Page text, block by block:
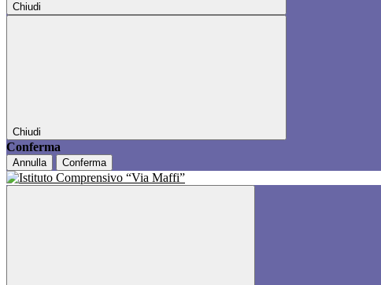
Chiudi
Chiudi
Conferma
Annulla Conferma